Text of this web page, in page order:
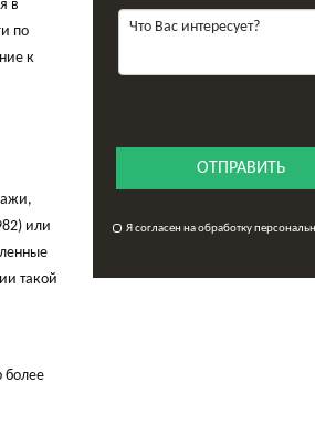
в
по
к
или
такой
более
ОТПРАВИТЬ
Я согласен на обработку